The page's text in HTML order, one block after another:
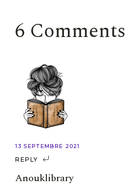
6 Comments
13 SEPTEMBRE 2021
REPLY
Anouklibrary